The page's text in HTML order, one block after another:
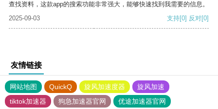
查找资料，这款app的搜索功能非常强大，能够快速找到我需要的信息。
2025-09-03
支持[0] 反对[0]
友情链接
网站地图 QuickQ 旋风加速度器
旋风加速
tiktok加速器
狗急加速器官网 优途加速器官网